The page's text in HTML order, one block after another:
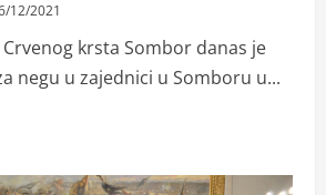
12/2021
krsta Sombor danas je
negu u zajednici u Somboru u...